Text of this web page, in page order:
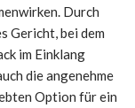
Durch
Gericht, bei dem
im Einklang
die angenehme
Option für ein